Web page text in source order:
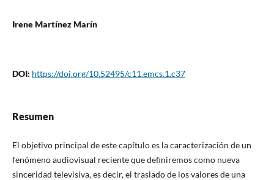
Irene Martínez Marín
DOI: https://doi.org/10.52495/c11.emcs.1.c37
Resumen
El objetivo principal de este capítulo es la caracterización de un
fenómeno audiovisual reciente que definiremos como nueva
sinceridad televisiva, es decir, el traslado de los valores de una